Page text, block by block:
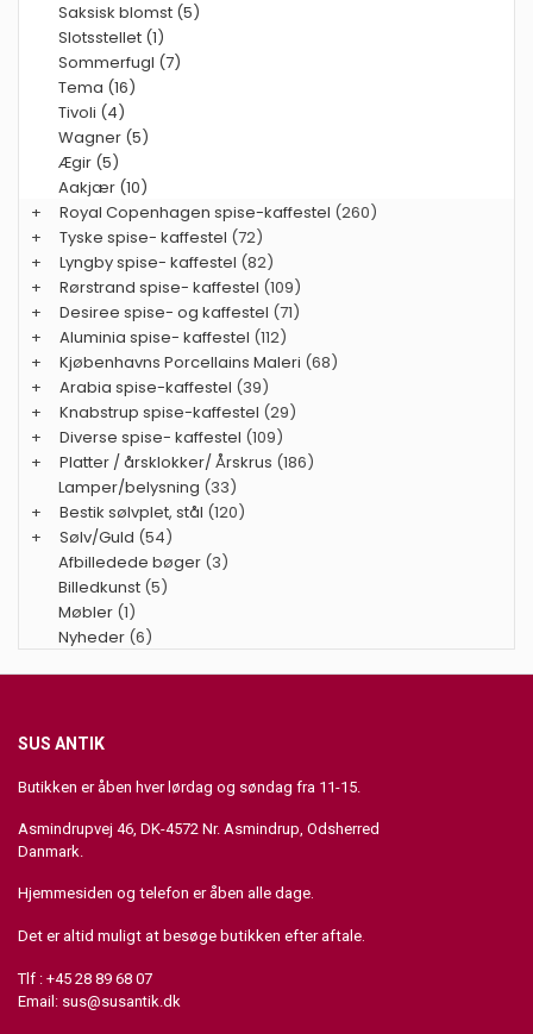
Saksisk blomst (5)
Slotsstellet (1)
Sommerfugl (7)
Tema (16)
Tivoli (4)
Wagner (5)
Ægir (5)
Aakjær (10)
+
Royal Copenhagen spise-kaffestel (260)
+
Tyske spise- kaffestel (72)
+
Lyngby spise- kaffestel (82)
+
Rørstrand spise- kaffestel (109)
+
Desiree spise- og kaffestel (71)
+
Aluminia spise- kaffestel (112)
+
Kjøbenhavns Porcellains Maleri (68)
+
Arabia spise-kaffestel (39)
+
Knabstrup spise-kaffestel (29)
+
Diverse spise- kaffestel (109)
+
Platter / årsklokker/ Årskrus (186)
Lamper/belysning (33)
+
Bestik sølvplet, stål (120)
+
Sølv/Guld (54)
Afbilledede bøger (3)
Billedkunst (5)
Møbler (1)
Nyheder (6)
SUS ANTIK
Butikken er åben hver lørdag og søndag fra 11-15.
Asmindrupvej 46, DK-4572 Nr. Asmindrup, Odsherred
Danmark.
Hjemmesiden og telefon er åben alle dage.
Det er altid muligt at besøge butikken efter aftale.
Tlf : +45 28 89 68 07
Email: sus@susantik.dk